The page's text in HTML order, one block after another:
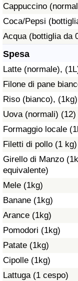
Cappuccino
Coca/Pepsi
Acqua (bottiglia da
Spesa
Latte (normale),
Filone di pane
Riso (bianco), (1kg)
Uova (normali) (12)
Formaggio locale
Filetti di pollo (1 kg)
Girello di Manzo
equivalente)
Mele (1kg)
Banane (1kg)
Arance (1kg)
Pomodori (1kg)
Patate (1kg)
Cipolle (1kg)
Lattuga (1 cespo)
Indice della
Indice di
Indice
Indice
Indice
Nazione
Inquinamento
Indice
Indice di
Indice